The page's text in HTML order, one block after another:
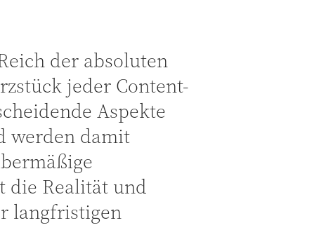
der absoluten
jeder Content-
Aspekte
werden damit
die Realität und
langfristigen